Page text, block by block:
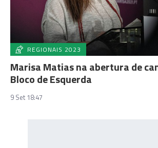
REGIONAIS 2023
Marisa Matias na abertura de
Bloco de Esquerda
9 Set 18:47